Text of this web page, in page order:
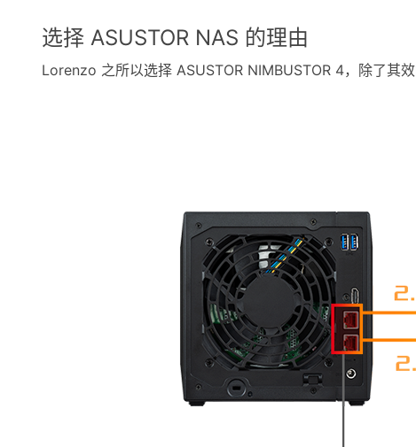
选择 ASUSTOR NAS 的理由
Lorenzo 之所以选择 ASUSTOR NIMBUSTOR 4，除了其